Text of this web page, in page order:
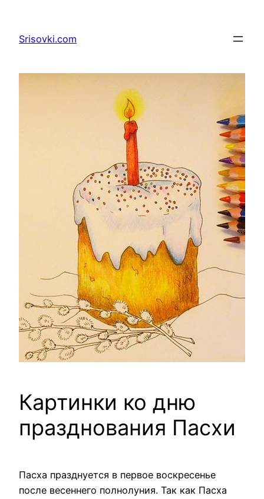
содержимому
Srisovki.com
Картинки ко дню
празднования Пасхи
Пасха празднуется в первое воскресенье
после весеннего полнолуния. Так как Пасха